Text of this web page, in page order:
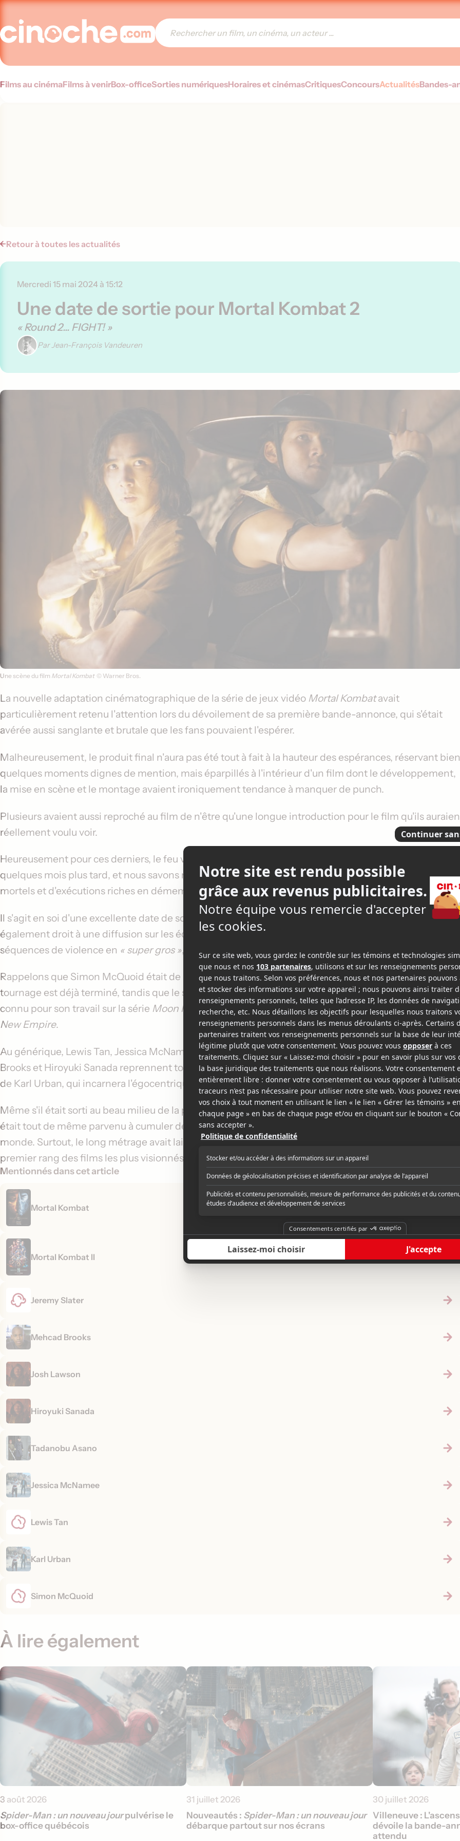
Films au cinémaFilms à venirBox-officeSorties numériquesHoraires et cinémasCritiquesConcoursActualitésBandes-
Retour à toutes les actualités
Mercredi 15 mai 2024 à 15:12
Une date de sortie pour Mortal Kombat 2
« Round 2... FIGHT! »
Par Jean-François Vandeuren
Mentionnés dans cet article
Mortal Kombat
Mortal Kombat II
Jeremy Slater
Mehcad Brooks
Josh Lawson
Hiroyuki Sanada
Tadanobu Asano
Jessica McNamee
Lewis Tan
Karl Urban
Simon McQuoid
Contenu de l'article
Une scène du film Mortal Kombat© Warner Bros.
La nouvelle adaptation cinématographique de la série de jeux vidéo Mortal Kombatavait
particulièrement retenu l'attention lors du dévoilement de sa première bande-annonce, qui s'était
avérée aussi sanglante et brutale que les fans pouvaient l'espérer.
Malheureusement, le produit final n'aura pas été tout à fait à la hauteur des espérances, réservant bien
quelques moments dignes de mention, mais éparpillés à l'intérieur d'un film dont le développement,
la mise en scène et le montage avaient ironiquement tendance à manquer de punch.
Plusieurs avaient aussi reproché au film de n'être qu'une longue introduction pour le film qu'ils
réellement voulu voir.
Heureusement pour ces derniers, le feu vert à la production d'un deuxième film avait été donné
quelques mois plus tard, et nous savons maintenant quand nous aurons droit à plus de combats
mortels et d'exécutions riches en démembrements et en effusions de sang : le 24 octobre 2025.
Il s'agit en soi d'une excellente date de sortie pour une telle proposition. De plus, Mortal Kombat 2aura
également droit à une diffusion sur les écrans IMAX, pour celles et ceux qui aiment visionner leurs
séquences de violence en « super gros », comme disait jadis RBO.
Rappelons que Simon McQuoid était de retour à la réalisation pour ce second tour de piste, dont le
tournage est déjà terminé, tandis que le scénario avait été confié cette fois-ci à Jeremy Slater, mieux
connu pour son travail sur la série Moon Knightde Marvel Studios et le récent Godzilla x Kong: The
New Empire.
Au générique, Lewis Tan, Jessica McNamee ,Josh Lawson,Tadanobu Asano ,Joe Taslim,Mehcad
Brooks et Hiroyuki Sanada reprennent tous leur rôle respectif. L'addition la plus notable demeure celle
de Karl Urban, qui incarnera l'égocentrique et« vandammesque »Johnny Cage.
Même s'il était sorti au beau milieu de la pandémie de COVID-19, au printemps 2021,Mortal Kombat
était tout de même parvenu à cumuler des recettes de plus de 84 millions de dollars à travers le
monde. Surtout, le long métrage avait laissé sa marque sur la plateforme HBO Max, terminant au
premier rang des films les plus visionnés au cours de cette même année.
À lire également
3 août 2026
Spider-Man : un nouveau jourpulvérise le
box-office québécois
31 juillet 2026
Nouveautés : Spider-Man : un nouveau jour
débarque partout sur nos écrans
30 juillet 2026
Villeneuve :
dévoile la bande-
attendu